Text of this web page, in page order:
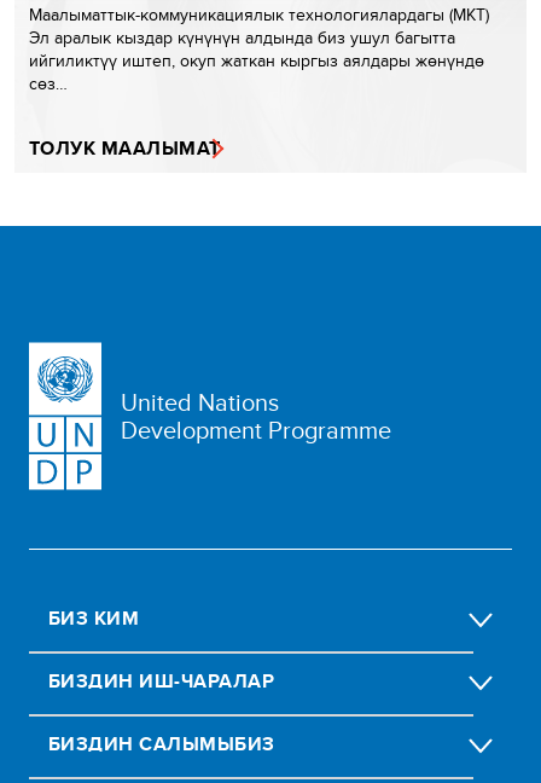
Маалыматтык-коммуникациялык технологиялардагы (МКТ)
Эл аралык кыздар күнүнүн алдында биз ушул багытта
ийгиликтүү иштеп, окуп жаткан кыргыз аялдары жөнүндө
сөз…
ТОЛУК МААЛЫМАТ
United Nations
Development Programme
БИЗ КИМ
БИЗДИН ИШ-ЧАРАЛАР
БИЗДИН CАЛЫМЫБИЗ